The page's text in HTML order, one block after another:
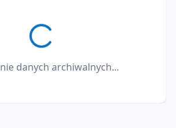
danych archiwalnych...